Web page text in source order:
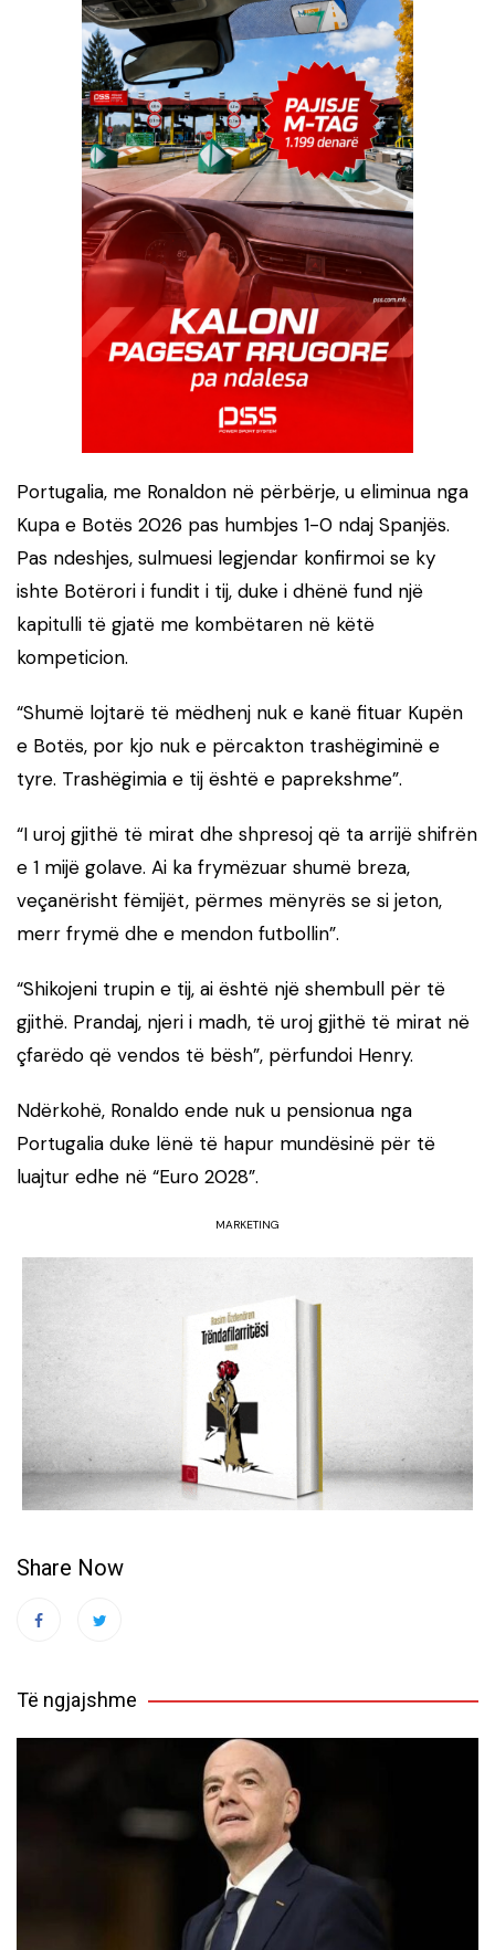
Portugalia, me Ronaldon në përbërje, u eliminua nga
Kupa e Botës 2026 pas humbjes 1-0 ndaj Spanjës.
Pas ndeshjes, sulmuesi legjendar konfirmoi se ky
ishte Botërori i fundit i tij, duke i dhënë fund një
kapitulli të gjatë me kombëtaren në këtë
kompeticion.
“Shumë lojtarë të mëdhenj nuk e kanë fituar Kupën
e Botës, por kjo nuk e përcakton trashëgiminë e
tyre. Trashëgimia e tij është e paprekshme”.
“I uroj gjithë të mirat dhe shpresoj që ta arrijë shifrën
e 1 mijë golave. Ai ka frymëzuar shumë breza,
veçanërisht fëmijët, përmes mënyrës se si jeton,
merr frymë dhe e mendon futbollin”.
“Shikojeni trupin e tij, ai është një shembull për të
gjithë. Prandaj, njeri i madh, të uroj gjithë të mirat në
çfarëdo që vendos të bësh”, përfundoi Henry.
Ndërkohë, Ronaldo ende nuk u pensionua nga
Portugalia duke lënë të hapur mundësinë për të
luajtur edhe në “Euro 2028”.
MARKETING
Share Now
Të ngjajshme